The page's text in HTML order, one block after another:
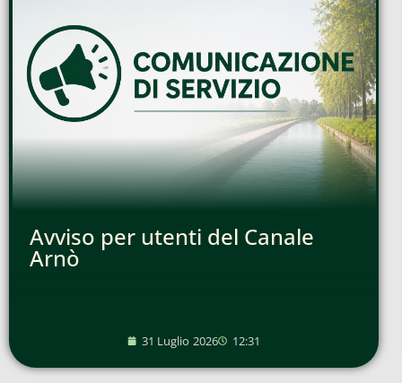
Avviso per utenti del Canale
Arnò
31 Luglio 2026 12:31